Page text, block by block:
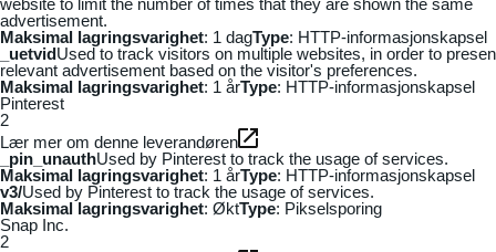
advertisement.
Maksimal lagringsvarighet: 1 dagType: HTTP-informasjonskapsel
_uetvidUsed to track visitors on multiple websites, in order to
relevant advertisement based on the visitor's preferences.
Maksimal lagringsvarighet: 1 årType: HTTP-informasjonskapsel
Pinterest
2
Lær mer om denne leverandøren
_pin_unauthUsed by Pinterest to track the usage of services.
Maksimal lagringsvarighet: 1 årType: HTTP-informasjonskapsel
v3/Used by Pinterest to track the usage of services.
Maksimal lagringsvarighet: ØktType: Pikselsporing
Snap Inc.
2